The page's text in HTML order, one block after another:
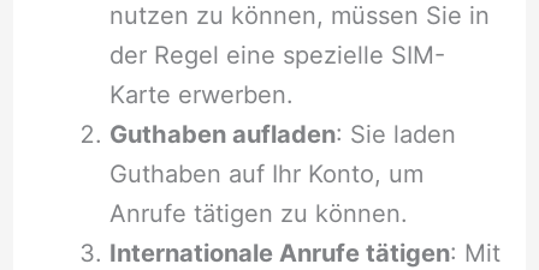
nutzen zu können, müssen Sie in
der Regel eine spezielle SIM-
Karte erwerben.
Guthaben aufladen: Sie laden
Guthaben auf Ihr Konto, um
Anrufe tätigen zu können.
Internationale Anrufe tätigen: Mit